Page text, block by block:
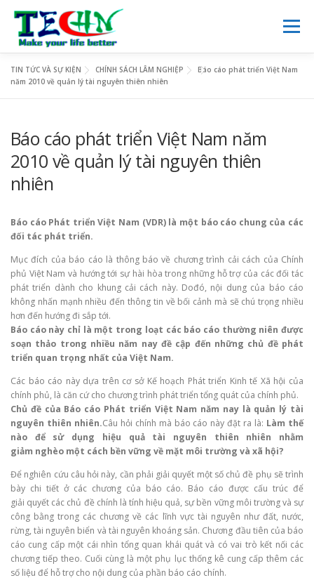
content
Menu
TRANG CHỦ GIỚI THIỆU DỊCH VỤ
KINH DOANH TIN TỨC THƯ VIỆN SỐ LIÊN HỆ
TIN TỨC VÀ SỰ KIỆN CHÍNH SÁCH LÂM NGHIỆP
Báo cáo phát triển Việt Nam
năm 2010 về quản lý tài nguyên thiên nhiên
Báo cáo phát triển Việt Nam năm
2010 về quản lý tài nguyên thiên
nhiên
Báo cáo Phát triển Việt Nam (VDR) là một báo cáo chung của các
đối tác phát triển.
Mục đích của báo cáo là thông báo về chương trình cải cách của Chính
phủ Việt Nam và hướng tới sự hài hòa trong những hỗ trợ của các đối tác
phát triển dành cho khung cải cách này. Dođó, nội dung của báo cáo
không nhấn mạnh nhiều đến thông tin về bối cảnh mà sẽ chú trọng nhiều
hơn đến hướng đi sắp tới.
Báo cáo này chỉ là một trong loạt các báo cáo thường niên được
soạn thảo trong nhiều năm nay đề cập đến những chủ đề phát
triển quan trọng nhất của Việt Nam.
Các báo cáo này dựa trên cơ sở Kế hoạch Phát triển Kinh tế Xã hội của
chính phủ, là căn cứ cho chương trình phát triển tổng quát của chính phủ.
Chủ đề của Báo cáo Phát triển Việt Nam năm nay là quản lý tài
nguyên thiên nhiên.Câu hỏi chính mà báo cáo này đặt ra là: Làm thế
nào để sử dụng hiệu quả tài nguyên thiên nhiên nhằm
giảm nghèo một cách bền vững về mặt môi trường và xã hội?
Để nghiên cứu câu hỏi này, cần phải giải quyết một số chủ đề phụ sẽ trình
bày chi tiết ở các chương của báo cáo. Báo cáo được cấu trúc để
giải quyết các chủ đề chính là tính hiệu quả, sự bền vững môi trường và sự
công bằng trong các chương về các lĩnh vực tài nguyên như đất, nước,
rừng, tài nguyên biển và tài nguyên khoáng sản. Chương đầu tiên của báo
cáo cung cấp một cái nhìn tổng quan khái quát và có vai trò kết nối các
chương tiếp theo. Cuối cùng là một phụ lục thống kê cung cấp thêm các
số liệu để hỗ trợ cho nội dung của phần báo cáo chính.